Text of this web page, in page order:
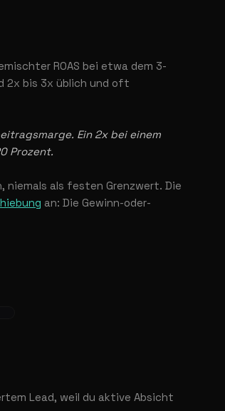
ROAS bei etwa dem 3-
2x bis 3x üblich und oft
Ein 2x bei einem
Prozent.
niemals als festen Grenzwert. Die
an: Die Gewinn-oder-
Lead, weil du aktive Absicht